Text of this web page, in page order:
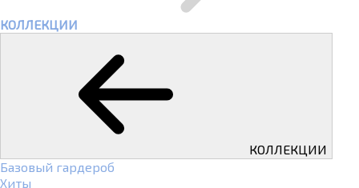
КОЛЛЕКЦИИ
КОЛЛЕКЦИИ
Базовый гардероб
Хиты